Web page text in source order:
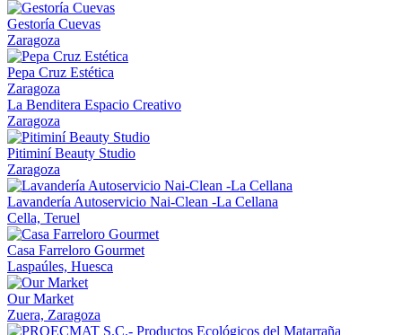
Gestoría Cuevas
Zaragoza
Pepa Cruz Estética
Zaragoza
La Benditera Espacio Creativo
Zaragoza
Pitiminí Beauty Studio
Zaragoza
Lavandería Autoservicio Nai-Clean -La Cellana
Cella, Teruel
Casa Farreloro Gourmet
Laspaúles, Huesca
Our Market
Zuera, Zaragoza